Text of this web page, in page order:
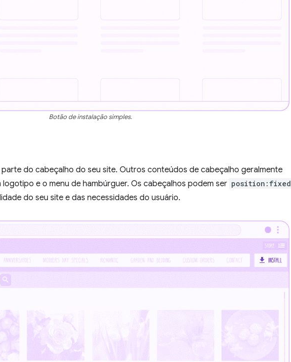
Botão de instalação simples.
do cabeçalho do seu site. Outros conteúdos de cabeçalho geralmente
e o menu de hambúrguer. Os cabeçalhos podem ser position:fixed
do seu site e das necessidades do usuário.